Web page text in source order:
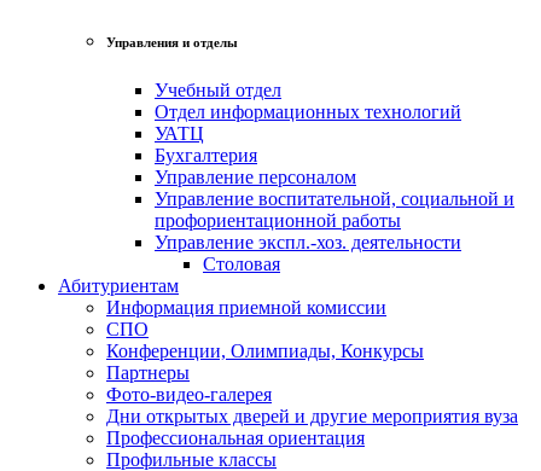
Управления и отделы
Учебный отдел
Отдел информационных технологий
УАТЦ
Бухгалтерия
Управление персоналом
Управление воспитательной, социальной и
профориентационной работы
Управление экспл.-хоз. деятельности
Столовая
Абитуриентам
Информация приемной комиссии
СПО
Конференции, Олимпиады, Конкурсы
Партнеры
Фото-видео-галерея
Дни открытых дверей и другие мероприятия вуза
Профессиональная ориентация
Профильные классы